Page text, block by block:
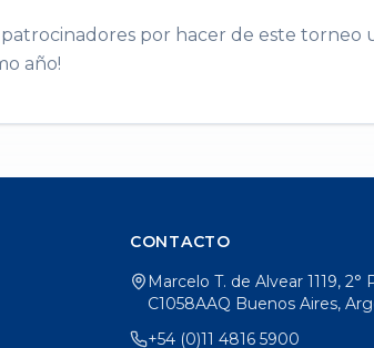
por hacer de este torneo
año!
CONTACTO
Marcelo T. de Alvear 1119, 2°
C1058AAQ Buenos Aires,
+54 (0)11 4816 5900